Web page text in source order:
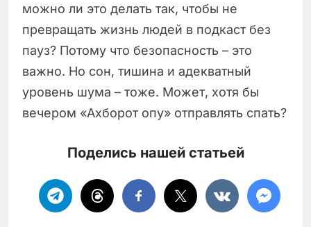
можно ли это делать так, чтобы не
превращать жизнь людей в подкаст без
пауз? Потому что безопасность – это
важно. Но сон, тишина и адекватный
уровень шума – тоже. Может, хотя бы
вечером «Ахборот опу» отправлять спать?
Поделись нашей статьей